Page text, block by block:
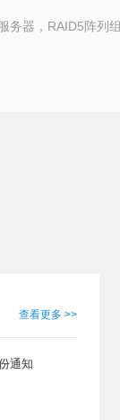
务器，RAID5阵列
查看更多 >>
通知